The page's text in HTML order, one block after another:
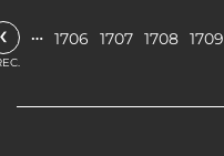
‹ … 1706 1707 1708 1709